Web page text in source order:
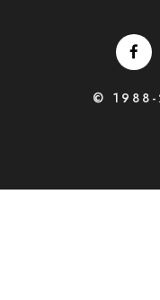
© 1988-